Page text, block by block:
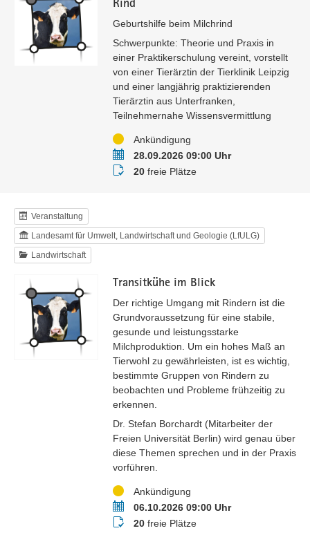
Geburtshilfe beim Milchrind
Schwerpunkte: Theorie und Praxis in
einer Praktikerschulung vereint, vorstellt
von einer Tierärztin der Tierklinik Leipzig
und einer langjährig praktizierenden
Tierärztin aus Unterfranken,
Teilnehmernahe Wissensvermittlung
StatusAnkündigung
Termin28.09.2026 09:00 Uhr
Buchungsstatus
20freie Plätze
Veranstaltung
Landesamt für Umwelt, Landwirtschaft und Geologie (LfULG)
Landwirtschaft
Transitkühe im Blick
Der richtige Umgang mit Rindern ist die
Grundvoraussetzung für eine stabile,
gesunde und leistungsstarke
Milchproduktion. Um ein hohes Maß an
Tierwohl zu gewährleisten, ist es wichtig,
bestimmte Gruppen von Rindern zu
beobachten und Probleme frühzeitig zu
erkennen.
Dr. Stefan Borchardt (Mitarbeiter der
Freien Universität Berlin) wird genau über
diese Themen sprechen und in der Praxis
vorführen.
StatusAnkündigung
Termin06.10.2026 09:00 Uhr
Buchungsstatus
20freie Plätze